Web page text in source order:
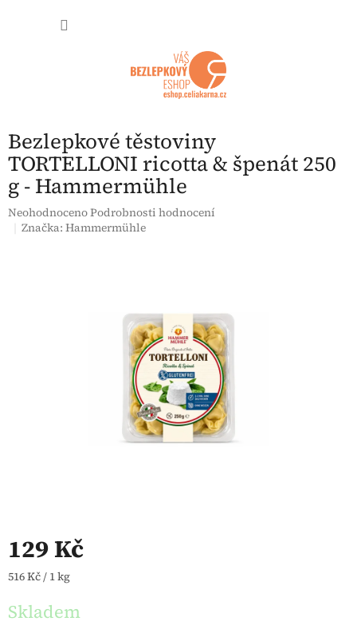
Bezlepkové těstoviny
TORTELLONI ricotta & špenát 250
g - Hammermühle
Průměrné hodnocení produktu je 0,0 z 5 hvězdiček.
NeohodnocenoPodrobnosti hodnocení
Značka:Hammermühle
129 Kč
Měrná cena:
516 Kč / 1 kg
Skladem